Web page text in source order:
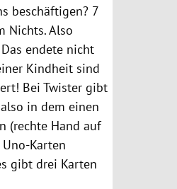
beschäftigen? 7
Nichts. Also
endete nicht
Kindheit sind
Bei Twister gibt
in dem einen
(rechte Hand auf
Karten
gibt drei Karten